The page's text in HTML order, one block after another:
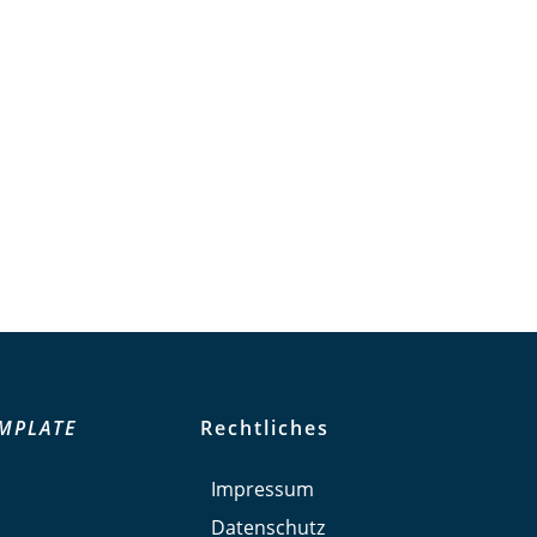
Rechtliches
Impressum
Datenschutz